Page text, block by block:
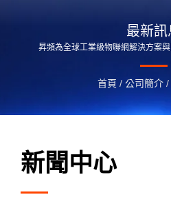
最新訊
昇頻為全球工業級物聯網解決方案
首頁 / 公司簡介 /
新聞中心